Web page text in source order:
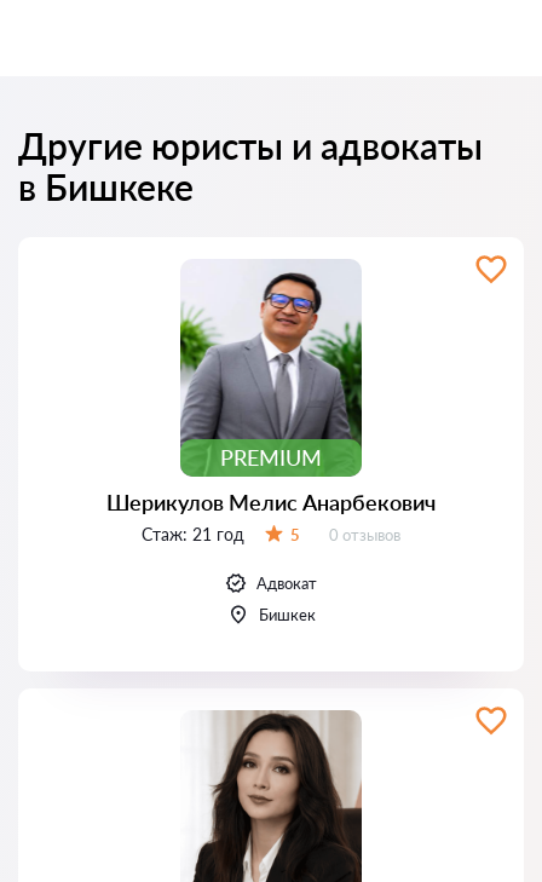
Другие юристы и адвокаты
в Бишкеке
PREMIUM
Шерикулов Мелис Анарбекович
Стаж: 21 год 5 Отзывов:
0 отзывов
Адвокат
Бишкек